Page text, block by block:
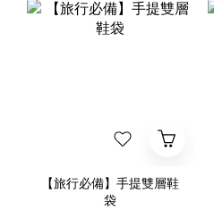
【旅行必備】手提雙層鞋
袋